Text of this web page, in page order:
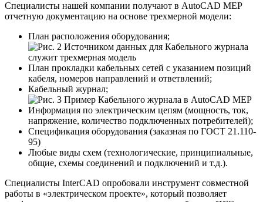
Специалисты нашей компании получают в AutoCAD MEP
отчетную документацию на основе трехмерной модели:
План расположения оборудования;
План прокладки кабельных сетей с указанием позиций
кабеля, номеров направлений и ответвлений;
Кабельный журнал;
Информация по электрическим цепям (мощность, ток,
напряжение, количество подключенных потребителей);
Спецификация оборудования (заказная по ГОСТ 21.110-
95)
Любые виды схем (технологические, принципиальные,
общие, схемы соединений и подключений и т.д.).
Специалисты InterCAD опробовали инструмент совместной
работы в «электрическом проекте», который позволяет